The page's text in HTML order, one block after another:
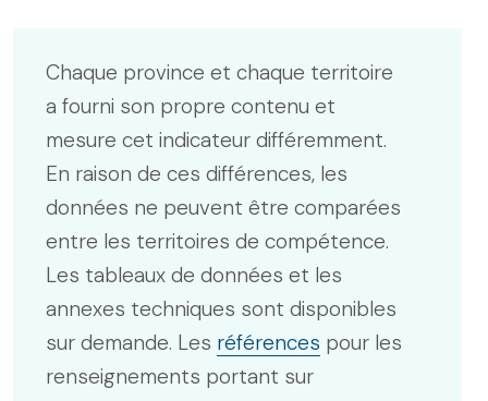
Chaque province et chaque territoire
a fourni son propre contenu et
mesure cet indicateur différemment.
En raison de ces différences, les
données ne peuvent être comparées
entre les territoires de compétence.
Les tableaux de données et les
annexes techniques sont disponibles
sur demande. Les références pour les
renseignements portant sur